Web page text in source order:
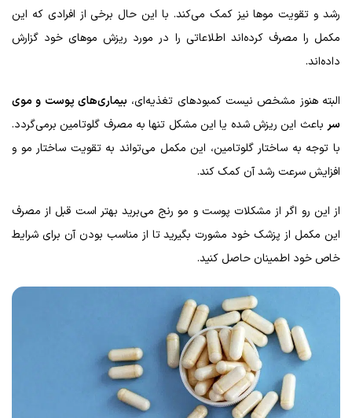
رشد و تقویت موها نیز کمک می‌کند. با این حال برخی از افرادی که این
مکمل را مصرف کرده‌اند اطلاعاتی را در مورد ریزش موهای خود گزارش
داده‌اند.
البته هنوز مشخص نیست کمبودهای تغذیه‌ای، بیماری‌های پوست و موی
سر باعث این ریزش شده یا این مشکل تنها به مصرف گلوتامین برمی‌گردد.
با توجه به ساختار گلوتامین، این مکمل می‌تواند به تقویت ساختار مو و
افزایش سرعت رشد آن کمک کند.
از این رو اگر از مشکلات پوست و مو رنج می‌برید بهتر است قبل از مصرف
این مکمل از پزشک خود مشورت بگیرید تا از مناسب بودن آن برای شرایط
خاص خود اطمینان حاصل کنید.